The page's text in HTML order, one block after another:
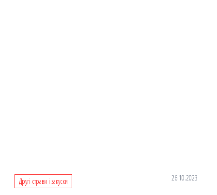
Другі страви і закуски 26.10.2023